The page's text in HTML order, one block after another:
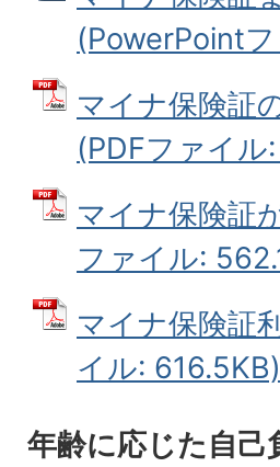
(PowerPoint
マイナ保険証
(PDFファイル
マイナ保険証
ファイル:
マイナ保険証
イル: 616.5KB)
年齢に応じた自己